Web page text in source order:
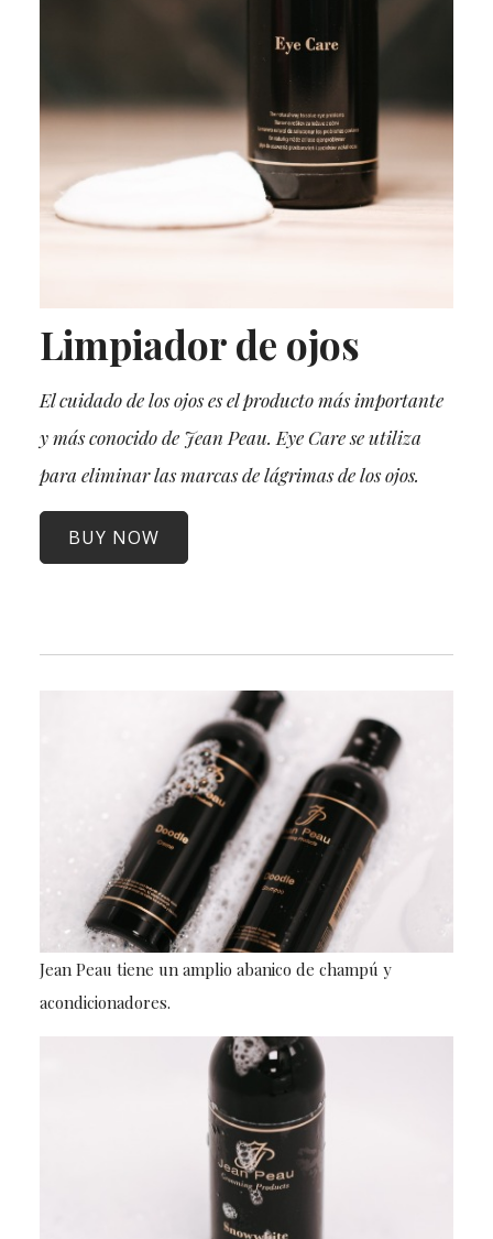
Limpiador de ojos
El cuidado de los ojos es el producto más importante
y más conocido de Jean Peau. Eye Care se utiliza
para eliminar las marcas de lágrimas de los ojos.
BUY NOW
Jean Peau tiene un amplio abanico de champú y
acondicionadores.